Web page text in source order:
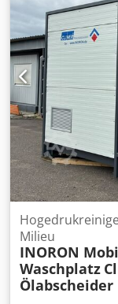
Milieu
INORON
Waschplatz
Ölabscheider